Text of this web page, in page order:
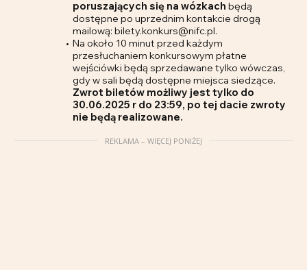
poruszających się na wózkach będą
dostępne po uprzednim kontakcie drogą
mailową: bilety.konkurs@nifc.pl.
Na około 10 minut przed każdym
przesłuchaniem konkursowym płatne
wejściówki będą sprzedawane tylko wówczas,
gdy w sali będą dostępne miejsca siedzące.
Zwrot biletów możliwy jest tylko do
30.06.2025 r do 23:59, po tej dacie zwroty
nie będą realizowane.
REKLAMA – WIĘCEJ PONIŻEJ